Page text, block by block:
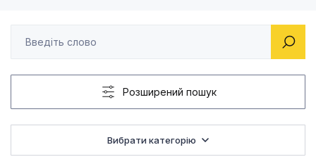
Розширений пошук
Вибрати категорію